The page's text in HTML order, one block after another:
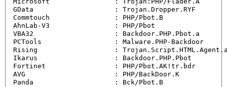
GData                    : Trojan.Dropper.RYF
Commtouch                : PHP/Pbot.B
AhnLab-V3                : PHP/Pbot
VBA32                    : Backdoor.PHP.Pbot.a
PCTools                  : Malware.PHP-Backdoor
Rising                   :
Ikarus                   : Backdoor.PHP.Pbot
Fortinet                 : PHP/Pbot.AK!tr.bdr
AVG                      : PHP/BackDoor.K
Panda                    : Bck/Pbot.B